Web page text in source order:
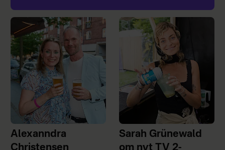
Alexanndra
Christensen
Sarah Grünewald
om nyt TV 2-